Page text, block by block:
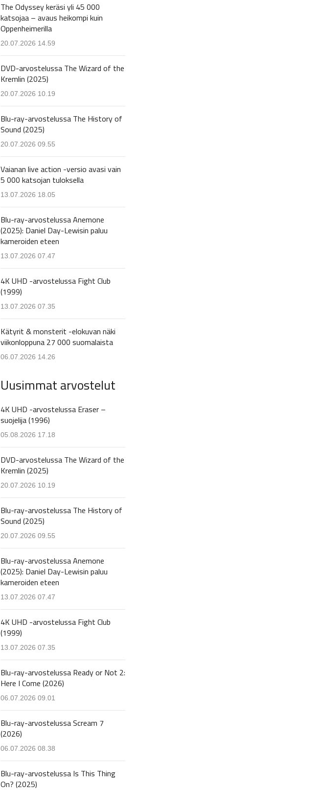
The Odyssey keräsi yli 45 000
katsojaa – avaus heikompi kuin
Oppenheimerilla
20.07.2026 14.59
DVD-arvostelussa The Wizard of the
Kremlin (2025)
20.07.2026 10.19
Blu-ray-arvostelussa The History of
Sound (2025)
20.07.2026 09.55
Vaianan live action -versio avasi vain
5 000 katsojan tuloksella
13.07.2026 18.05
Blu-ray-arvostelussa Anemone
(2025): Daniel Day-Lewisin paluu
kameroiden eteen
13.07.2026 07.47
4K UHD -arvostelussa Fight Club
(1999)
13.07.2026 07.35
Kätyrit & monsterit -elokuvan näki
viikonloppuna 27 000 suomalaista
06.07.2026 14.26
Uusimmat arvostelut
4K UHD -arvostelussa Eraser –
suojelija (1996)
05.08.2026 17.18
DVD-arvostelussa The Wizard of the
Kremlin (2025)
20.07.2026 10.19
Blu-ray-arvostelussa The History of
Sound (2025)
20.07.2026 09.55
Blu-ray-arvostelussa Anemone
(2025): Daniel Day-Lewisin paluu
kameroiden eteen
13.07.2026 07.47
4K UHD -arvostelussa Fight Club
(1999)
13.07.2026 07.35
Blu-ray-arvostelussa Ready or Not 2:
Here I Come (2026)
06.07.2026 09.01
Blu-ray-arvostelussa Scream 7
(2026)
06.07.2026 08.38
Blu-ray-arvostelussa Is This Thing
On? (2025)